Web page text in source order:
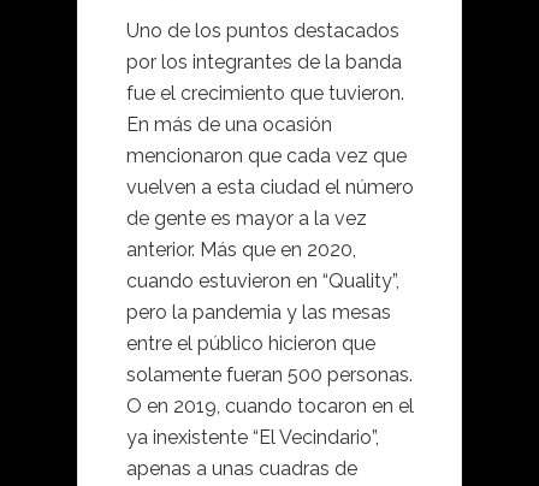
Uno de los puntos destacados
por los integrantes de la banda
fue el crecimiento que tuvieron.
En más de una ocasión
mencionaron que cada vez que
vuelven a esta ciudad el número
de gente es mayor a la vez
anterior. Más que en 2020,
cuando estuvieron en “Quality”,
pero la pandemia y las mesas
entre el público hicieron que
solamente fueran 500 personas.
O en 2019, cuando tocaron en el
ya inexistente “El Vecindario”,
apenas a unas cuadras de